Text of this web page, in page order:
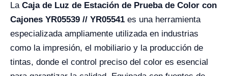
La Caja de Luz de Estación de Prueba de Color con
Cajones YR05539 // YR05541 es una herramienta
especializada ampliamente utilizada en industrias
como la impresión, el mobiliario y la producción de
tintas, donde el control preciso del color es esencial